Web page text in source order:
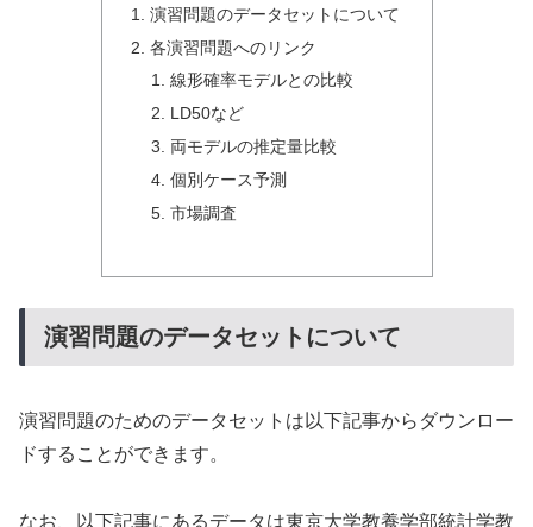
演習問題のデータセットについて
各演習問題へのリンク
線形確率モデルとの比較
LD50など
両モデルの推定量比較
個別ケース予測
市場調査
演習問題のデータセットについて
演習問題のためのデータセットは以下記事からダウンロー
ドすることができます。
なお、以下記事にあるデータは東京大学教養学部統計学教